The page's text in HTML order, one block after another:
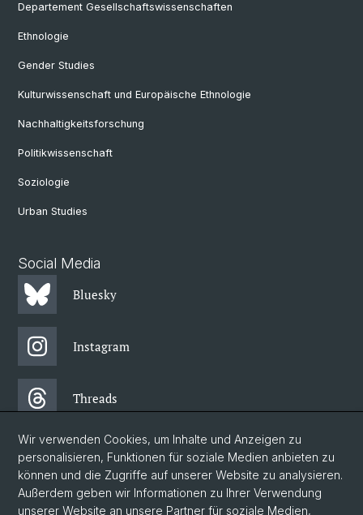
Departement Gesellschaftswissenschaften
Ethnologie
Gender Studies
Kulturwissenschaft und Europäische Ethnologie
Nachhaltigkeitsforschung
Politikwissenschaft
Soziologie
Urban Studies
Social Media
Bluesky
Instagram
Threads
Facebook
Newsletter
Wir verwenden Cookies, um Inhalte und Anzeigen zu
personalisieren, Funktionen für soziale Medien anbieten zu
können und die Zugriffe auf unserer Website zu analysieren.
Außerdem geben wir Informationen zu Ihrer Verwendung
unserer Website an unsere Partner für soziale Medien,